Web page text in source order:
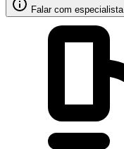
Falar com especialista